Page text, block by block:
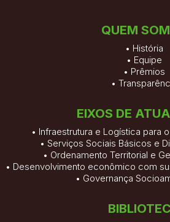
QUEM
• História
• Equipe
• Prêmios
•
EIXOS DE
• Infraestrutura e Logística para
• Serviços Sociais Básicos e
• Ordenamento Territorial e
• Desenvolvimento econômico com
• Governança